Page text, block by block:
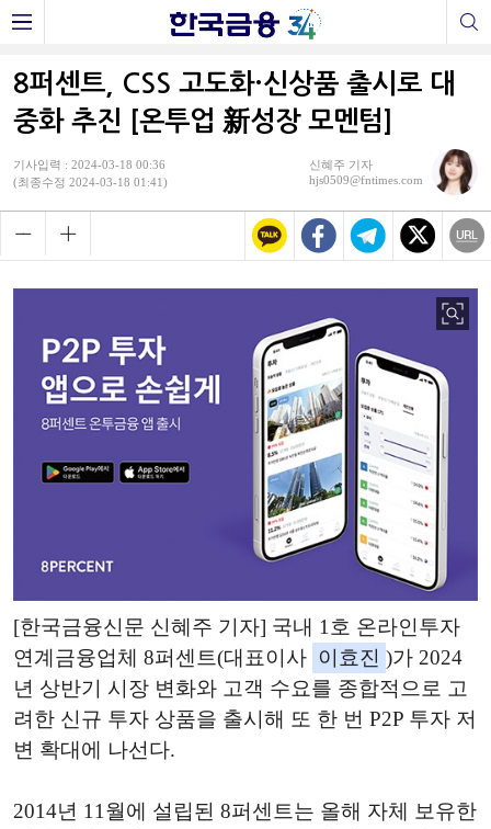
8퍼센트, CSS 고도화·신상품 출시로 대
중화 추진 [온투업 新성장 모멘텀]
기사입력 : 2024-03-18 00:36
(최종수정 2024-03-18 01:41)
신혜주 기자
hjs0509@fntimes.com
[한국금융신문 신혜주 기자] 국내 1호 온라인투자
연계금융업체 8퍼센트(대표이사 이효진 )가 2024
년 상반기 시장 변화와 고객 수요를 종합적으로 고
려한 신규 투자 상품을 출시해 또 한 번 P2P 투자 저
변 확대에 나선다.
2014년 11월에 설립된 8퍼센트는 올해 자체 보유한